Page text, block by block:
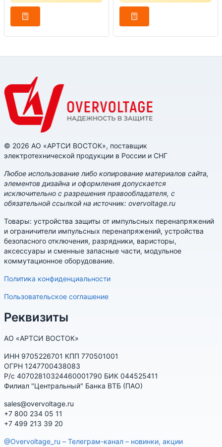
© 2026 АО «АРТСИ ВОСТОК», поставщик
электротехнической продукции в России и СНГ
Любое использование либо копирование материалов сайта,
элементов дизайна и оформления допускается
исключительно с разрешения правообладателя, с
обязательной ссылкой на источник: overvoltage.ru
Товары: устройства защиты от импульсных перенапряжений
и ограничители импульсных перенапряжений, устройства
безопасного отключения, разрядники, варисторы,
аксессуары и сменные запасные части, модульное
коммутационное оборудование.
Политика конфиденциальности
Пользовательское соглашение
Реквизиты
АО «АРТСИ ВОСТОК»
ИНН 9705226701 КПП 770501001
ОГРН 1247700438083
Р/с 40702810324460001790 БИК 044525411
Филиал "Центральный" Банка ВТБ (ПАО)
sales@overvoltage.ru
+7 800 234 05 11
+7 499 213 39 20
@Overvoltage_ru – Телеграм-канал – новинки, акции